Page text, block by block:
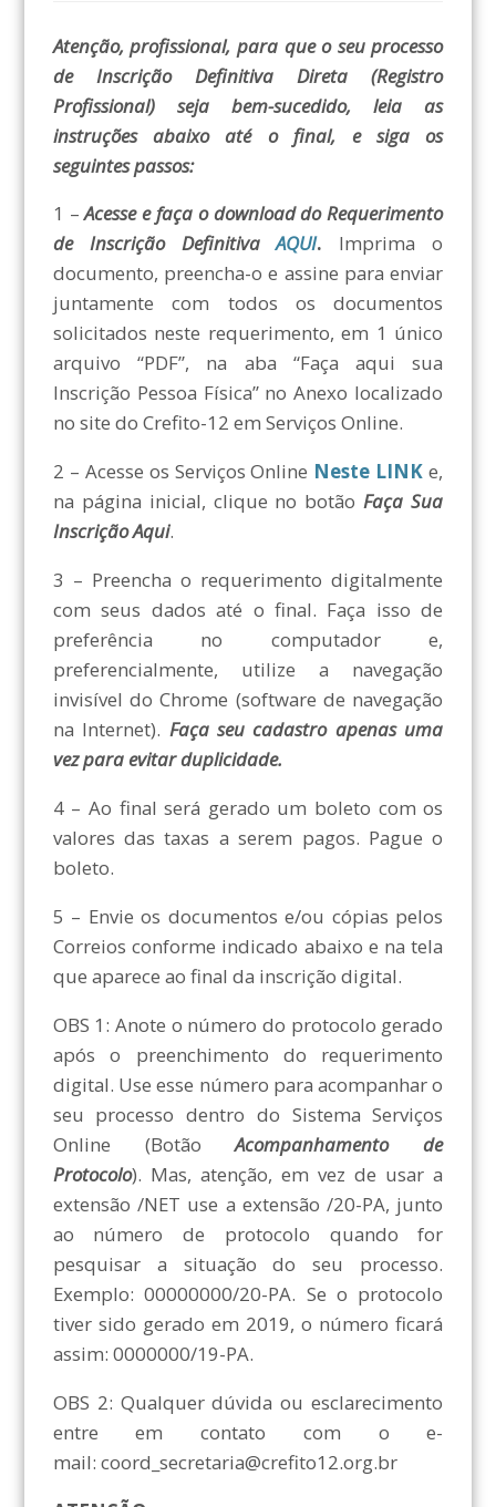
Atenção, profissional, para que o seu processo
de Inscrição Definitiva Direta (Registro
Profissional) seja bem-sucedido, leia as
instruções abaixo até o final, e siga os
seguintes passos:
1 –Acesse e faça o download do Requerimento
de Inscrição DefinitivaAQUI. Imprima o
documento, preencha-o e assine para enviar
juntamente com todos os documentos
solicitados neste requerimento, em 1 único
arquivo “PDF”, na aba “Faça aqui sua
Inscrição Pessoa Física” no Anexo localizado
no site do Crefito-12 em Serviços Online.
2 – Acesse os Serviços Online Neste LINK e,
na página inicial, clique no botãoFaça Sua
Inscrição Aqui.
3 – Preencha o requerimento digitalmente
com seus dados até o final. Faça isso de
preferência no computador e,
preferencialmente, utilize a navegação
invisível do Chrome (software de navegação
na Internet). Faça seu cadastro apenas uma
vez para evitar duplicidade.
4 – Ao final será gerado um boleto com os
valores das taxas a serem pagos. Pague o
boleto.
5 – Envie os documentos e/ou cópias pelos
Correios conforme indicado abaixo e na tela
que aparece ao final da inscrição digital.
OBS 1: Anote o número do protocolo gerado
após o preenchimento do requerimento
digital. Use esse número para acompanhar o
seu processo dentro do Sistema Serviços
Online (BotãoAcompanhamento de
Protocolo). Mas, atenção, em vez de usar a
extensão /NET use a extensão /20-PA, junto
ao número de protocolo quando for
pesquisar a situação do seu processo.
Exemplo: 00000000/20-PA. Se o protocolo
tiver sido gerado em 2019, o número ficará
assim: 0000000/19-PA.
OBS 2: Qualquer dúvida ou esclarecimento
entre em contato com o e-
mail: coord_secretaria@crefito12.org.br